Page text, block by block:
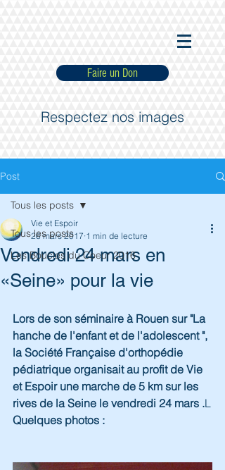
Faire un Don
Respectez nos images
Post
Tous les posts
Les Boucles du Coeur 2016
Tous les posts
Vendredi 24 mars en
«Seine» pour la vie
Vie et Espoir
26 mars 2017 1 min de lecture
Lors de son séminaire à Rouen sur "La
hanche de l'enfant et de l'adolescent ",
la Société Française d'orthopédie
pédiatrique organisait au profit de Vie
et Espoir une marche de 5 km sur les
rives de la Seine le vendredi 24 mars .L
Quelques photos :